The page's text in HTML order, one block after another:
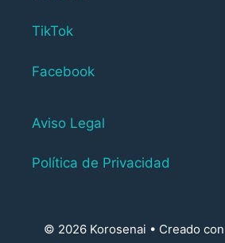
TikTok
Facebook
Aviso Legal
Política de Privacidad
© 2026 Korosenai • Creado con